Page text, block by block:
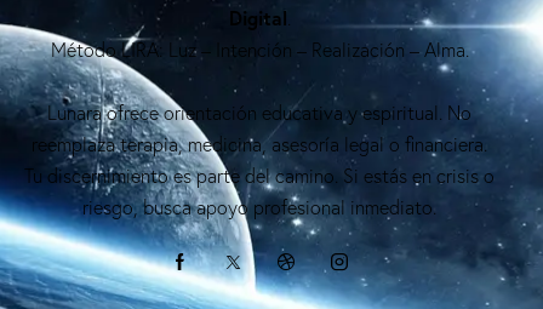
Digital
Método LIRA: Luz – Intención – Realización – Alma.
Lunara ofrece orientación educativa y espiritual. No
reemplaza terapia, medicina, asesoría legal o financiera.
Tu discernimiento es parte del camino. Si estás en crisis o
riesgo, busca apoyo profesional inmediato.